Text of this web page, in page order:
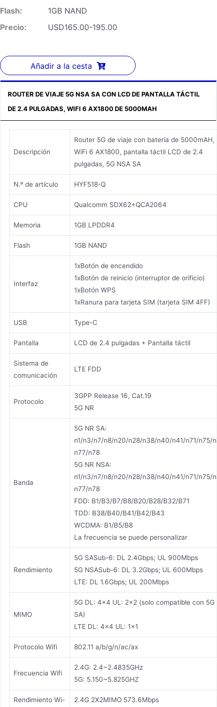
Flash:
1GB NAND
Precio:
USD165.00-195.00
Añadir a la cesta
ROUTER DE VIAJE 5G NSA SA CON LCD DE PANTALLA TÁCTIL
DE 2.4 PULGADAS, WIFI 6 AX1800 DE 5000MAH
Descripción
Router 5G de viaje con batería de 5000mAH,
WiFi 6 AX1800, pantalla táctil LCD de 2.4
pulgadas, 5G NSA SA
N.º de artículo HYF518-Q
CPU Qualcomm SDX62+QCA2064
Memoria 1GB LPDDR4
Flash 1GB NAND
Interfaz
1xBotón de encendido
1xBotón de reinicio (interruptor de orificio)
1xBotón WPS
1xRanura para tarjeta SIM (tarjeta SIM 4FF)
USB Type-C
Pantalla LCD de 2.4 pulgadas + Pantalla táctil
Sistema de
comunicación
LTE FDD
Protocolo
3GPP Release 16, Cat.19
5G NR
Banda
5G NR SA:
n1/n3/n7/n8/n20/n28/n38/n40/n41/n71/n75/
n77/n78
5G NR NSA:
n1/n3/n7/n8/n20/n28/n38/n40/n41/n71/n75/
n77/n78
FDD: B1/B3/B7/B8/B20/B28/B32/B71
TDD: B38/B40/B41/B42/B43
WCDMA: B1/B5/B8
La frecuencia se puede personalizar
Rendimiento
5G SASub-6: DL 2.4Gbps; UL 900Mbps
5G NSASub-6: DL 3.2Gbps; UL 600Mbps
LTE: DL 1.6Gbps; UL 200Mbps
MIMO
5G DL: 4×4 UL: 2×2 (solo compatible con 5G
SA)
LTE DL: 4×4 UL: 1x1
Protocolo Wifi 802.11 a/b/g/n/ac/ax
Frecuencia Wifi
2.4G: 2.4~2.4835GHz
5G: 5.150~5.825GHZ
Rendimiento Wi- 2.4G 2X2MIMO 573.6Mbps